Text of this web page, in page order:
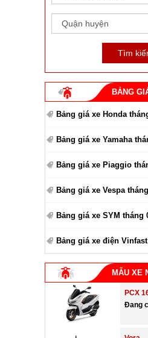
BẢNG
Bảng giá xe Honda
Bảng giá xe Yamaha
Bảng giá xe Piaggio
Bảng giá xe Vespa
Bảng giá xe SYM tháng
Bảng giá xe điện
MẪU XE
PCX
Đang